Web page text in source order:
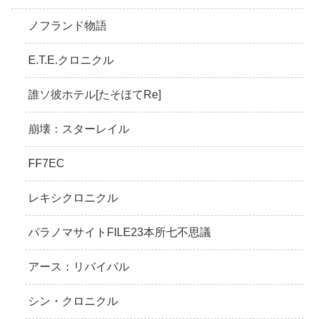
ノフランド物語
E.T.E.クロニクル
誰ソ彼ホテル[たそほてRe]
崩壊：スターレイル
FF7EC
レキシクロニクル
パラノマサイトFILE23本所七不思議
アース：リバイバル
シン・クロニクル